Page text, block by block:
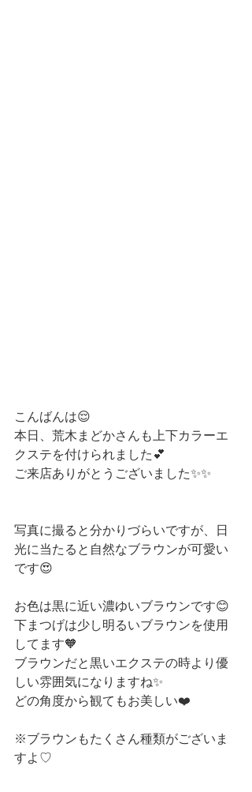
こんばんは😌
本日、荒木まどかさんも上下カラーエ
クステを付けられました💕
ご来店ありがとうございました✨✨
写真に撮ると分かりづらいですが、日
光に当たると自然なブラウンが可愛い
です😍
お色は黒に近い濃ゆいブラウンです😊
下まつげは少し明るいブラウンを使用
してます🧡
ブラウンだと黒いエクステの時より優
しい雰囲気になりますね✨
どの角度から観てもお美しい❤️
※ブラウンもたくさん種類がございま
すよ♡